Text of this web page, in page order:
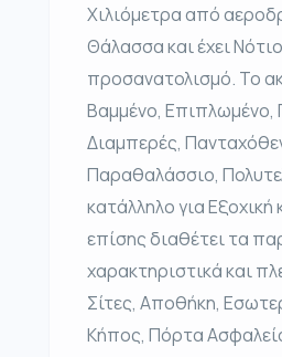
Χιλιόμετρα από
Θάλασσα και έχει Νότιο
προσανατολισμό. Το
Βαμμένο,
Διαμπερές,
Παραθαλάσσιο,
κατάλληλο για Εξοχική
επίσης διαθέτει τα
χαρακτηριστικά και
Σίτες, Αποθήκη,
Κήπος, Πόρτα